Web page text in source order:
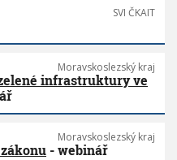
SVI ČKAIT
Moravskoslezský kraj
infrastruktury ve
Moravskoslezský kraj
- webinář